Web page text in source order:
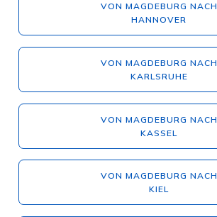
VON MAGDEBURG NACH
HANNOVER
VON MAGDEBURG NACH
KARLSRUHE
VON MAGDEBURG NACH
KASSEL
VON MAGDEBURG NACH
KIEL